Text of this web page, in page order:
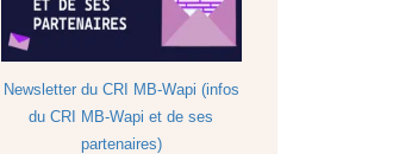
Newsletter du CRI MB-Wapi (infos
du CRI MB-Wapi et de ses
partenaires)